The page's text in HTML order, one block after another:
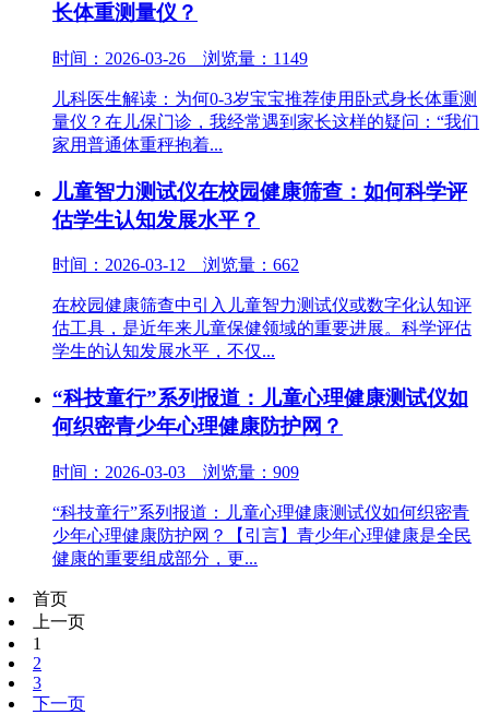
长体重测量仪？
时间：2026-03-26 浏览量：1149
儿科医生解读：为何0-3岁宝宝推荐使用卧式身长体重测
量仪？在儿保门诊，我经常遇到家长这样的疑问：“我们
家用普通体重秤抱着...
儿童智力测试仪在校园健康筛查：如何科学评
估学生认知发展水平？​
时间：2026-03-12 浏览量：662
在校园健康筛查中引入儿童智力测试仪或数字化认知评
估工具，是近年来儿童保健领域的重要进展。科学评估
学生的认知发展水平，不仅...
“科技童行”系列报道：儿童心理健康测试仪如
何织密青少年心理健康防护网？
时间：2026-03-03 浏览量：909
“科技童行”系列报道：儿童心理健康测试仪如何织密青
少年心理健康防护网？【引言】青少年心理健康是全民
健康的重要组成部分，更...
首页
上一页
1
2
3
下一页